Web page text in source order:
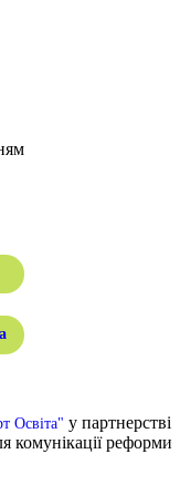
Освіта" у партнерстві
комунікації реформи